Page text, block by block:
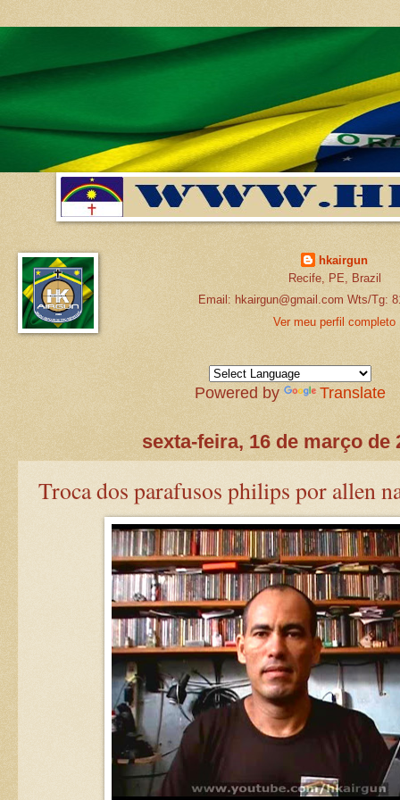
hkairgun
Recife, PE, Brazil
Email: hkairgun@gmail.com Wts/Tg:
Ver meu perfil completo
Powered by Translate
sexta-feira, 16 de março de
Troca dos parafusos philips por allen